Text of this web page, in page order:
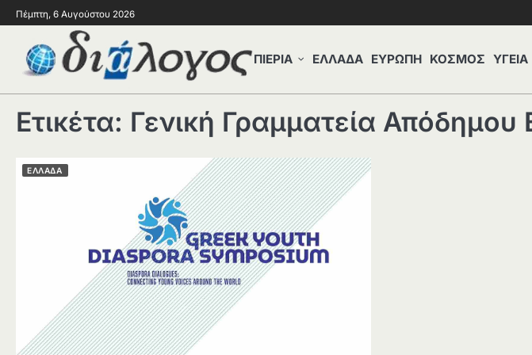
Πέμπτη, 6 Αυγούστου 2026
ΠΙΕΡΙΑ ΕΛΛΑΔΑ ΕΥΡΩΠΗ ΚΟΣΜΟΣ ΥΓΕΙΑ
Ετικέτα: Γενική Γραμματεία Απόδημου
ΕΛΛΑΔΑ